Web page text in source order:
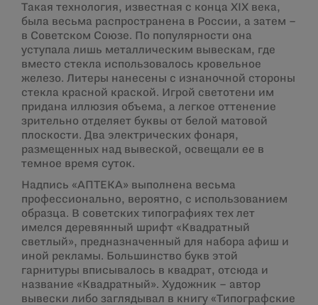
Такая технология, известная с конца XIX века,
была весьма распространена в России, а затем –
в Советском Союзе. По популярности она
уступала лишь металлическим вывескам, где
вместо стекла использовалось кровельное
железо. Литеры нанесены с изнаночной стороны
стекла красной краской. Игрой светотени им
придана иллюзия объема, а легкое оттенение
зрительно отделяет буквы от белой матовой
плоскости. Два электрических фонаря,
размещенных над вывеской, освещали ее в
темное время суток.
Надпись «АПТЕКА» выполнена весьма
профессионально, вероятно, с использованием
образца. В советских типографиях тех лет
имелся деревянный шрифт «Квадратный
светлый», предназначенный для набора афиш и
иной рекламы. Большинство букв этой
гарнитуры вписывалось в квадрат, отсюда и
название «Квадратный». Художник – автор
вывески либо заглядывал в книгу «Типографские